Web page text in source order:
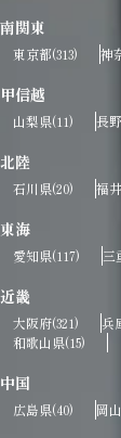
南関東
東京都(313) 神
甲信越
山梨県(11) 長
北陸
石川県(20) 福
東海
愛知県(117) 三
近畿
大阪府(321) 兵
和歌山県(15)
中国
広島県(40) 岡